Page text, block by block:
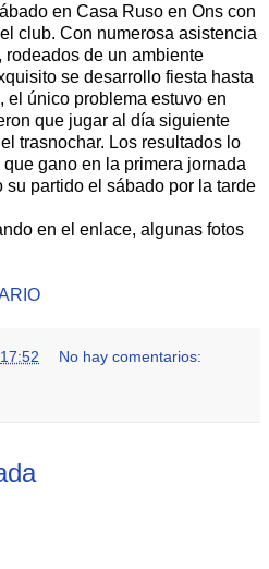
en Casa Ruso en Ons con
club. Con numerosa asistencia
de un ambiente
se desarrollo fiesta hasta
el único problema estuvo en
que jugar al día siguiente
trasnochar. Los resultados lo
gano en la primera jornada
su partido el sábado por la tarde
en el enlace, algunas fotos
17:52 No hay comentarios: